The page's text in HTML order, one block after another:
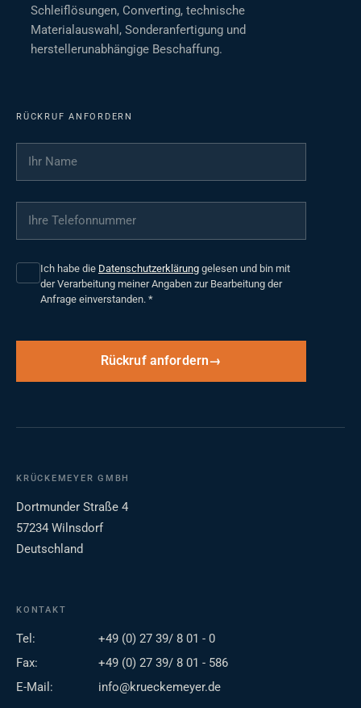
Schleiflösungen, Converting, technische
Materialauswahl, Sonderanfertigung und
herstellerunabhängige Beschaffung.
RÜCKRUF ANFORDERN
Ihr Name
Ihre Telefonnummer
Ich habe die Datenschutzerklärung gelesen und bin mit
der Verarbeitung meiner Angaben zur Bearbeitung der
Anfrage einverstanden. *
Rückruf anfordern
KRÜCKEMEYER GMBH
Dortmunder Straße 4
57234 Wilnsdorf
Deutschland
KONTAKT
Tel:
+49 (0) 27 39/ 8 01 - 0
Fax:
+49 (0) 27 39/ 8 01 - 586
E-Mail:
info@krueckemeyer.de